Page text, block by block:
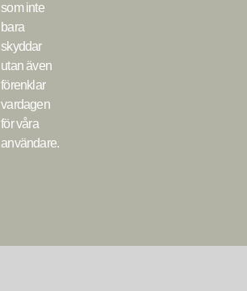
som inte
bara
skyddar
utan även
förenklar
vardagen
för våra
användare.